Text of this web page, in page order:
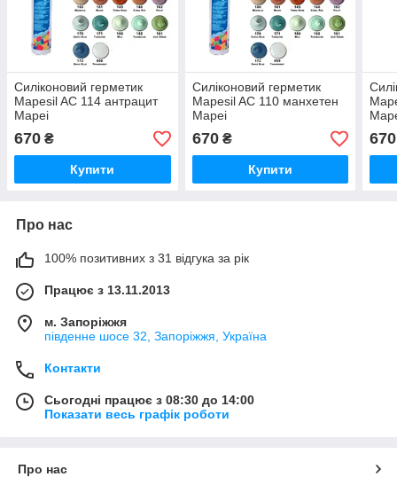
Силіконовий герметик
Mapesil AC 114 антрацит
Mapei
670 ₴
Купити
Силіконовий герметик
Mapesil AC 110 манхетен
Mapei
670₴
Купити
670
Про нас
100% позитивних з 31 відгука за рік
Працює з 13.11.2013
м. Запоріжжя
південне шосе 32, Запоріжжя, Україна
Контакти
Сьогодні працює з 08:30 до 14:00
Показати весь графік роботи
Про нас